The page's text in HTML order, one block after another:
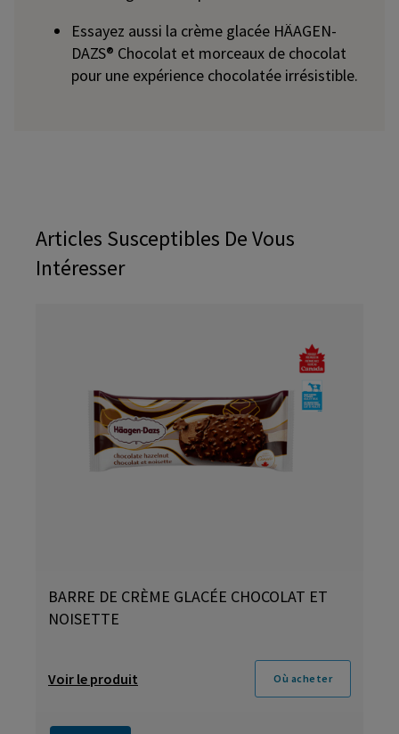
Essayez aussi la crème glacée HÄAGEN-
DAZS® Chocolat et morceaux de chocolat
pour une expérience chocolatée irrésistible.
Articles Susceptibles De Vous
Intéresser
BARRE DE CRÈME GLACÉE CHOCOLAT ET
NOISETTE
Voir le produit Où acheter